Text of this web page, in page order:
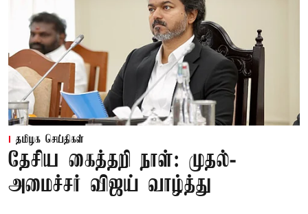
தமிழக செய்திகள்
தேசிய கைத்தறி நாள்: முதல்-
அமைச்சர் விஜய் வாழ்த்து